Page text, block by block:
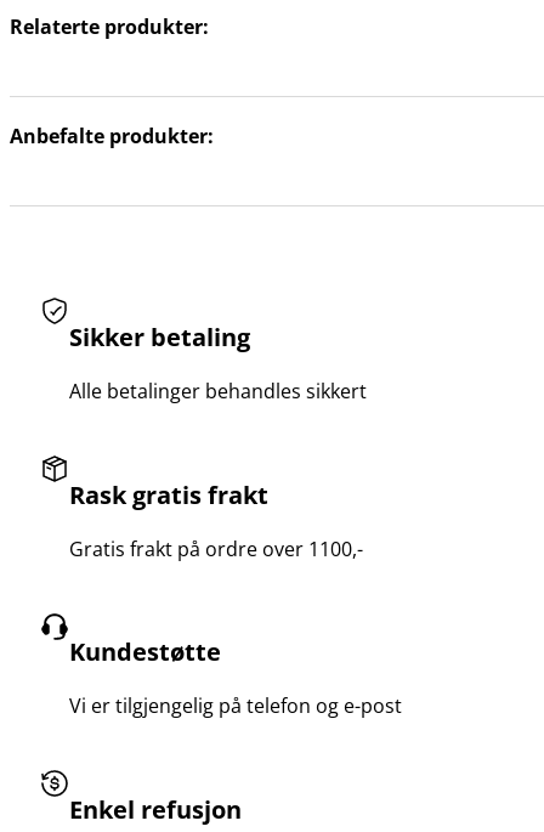
Relaterte produkter:
Anbefalte produkter:
Sikker betaling
Alle betalinger behandles sikkert
Rask gratis frakt
Gratis frakt på ordre over 1100,-
Kundestøtte
Vi er tilgjengelig på telefon og e-post
Enkel refusjon